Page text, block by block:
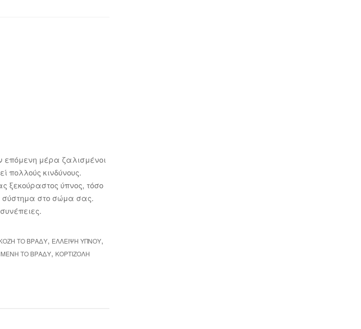
επόμενη μέρα ζαλισμένοι
πολλούς κινδύνους.
ξεκούραστος ύπνος, τόσο
σύστημα στο σώμα σας.
ΤΟ ΒΡΆΔΥ, ΈΛΛΕΙΨΗ ΎΠΝΟΥ,
ΤΟ ΒΡΆΔΥ, ΚΟΡΤΙΖΌΛΗ